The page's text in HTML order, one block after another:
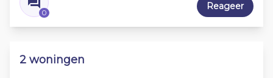
0
Reageer
2 woningen